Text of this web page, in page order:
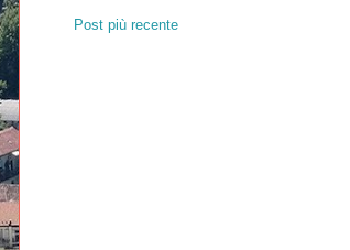
Post più recente